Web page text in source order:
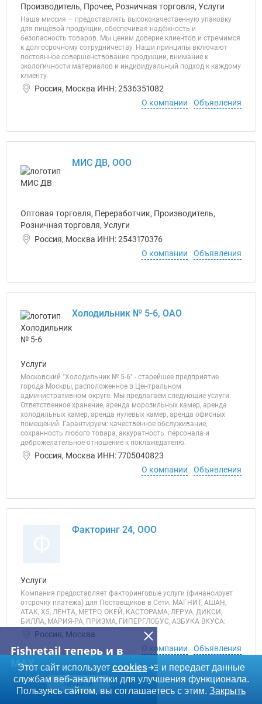
Производитель, Прочее, Розничная торговля, Услуги
Наша миссия — предоставлять высококачественную упаковку
для пищевой продукции, обеспечивая надёжность и
безопасность товаров. Мы ценим доверие клиентов и стремимся
к долгосрочному сотрудничеству. Наши принципы включают
постоянное совершенствование продукции, внимание к
экологичности материалов и индивидуальный подход к каждому
клиенту.
Россия, Москва ИНН: 2536351082
О компании
Объявления
МИС ДВ, ООО
Оптовая торговля, Переработчик, Производитель,
Розничная торговля, Услуги
Россия, Москва ИНН: 2543170376
О компании
Объявления
Холодильник № 5-6, ОАО
Услуги
Московский "Холодильник № 5-6" - старейшее предприятие
города Москвы, расположенное в Центральном
административном округе. Мы предлагаем следующие услуги:
Ответственное хранение, аренда морозильных камер, аренда
холодильных камер, аренда нулевых камер, аренда офисных
помещений. Гарантируем: качественное обслуживание,
сохранность любого товара, аккуратность. персонала и
доброжелательное отношение к поклажедателю.
Россия, Москва ИНН: 7705040823
О компании
Объявления
Факторинг 24, ООО
Услуги
Компания предоставляет факторинговые услуги (финансирует
отсрочку платежа) для Поставщиков в Сети: МАГНИТ, АШАН,
АТАК, Х5, ЛЕНТА, МЕТРО, ОКЕЙ, КАСТОРАМА, ЛЕРУА, ДИКСИ,
БИЛЛА, МАРИЯ-РА, ПРИЗМА, ГИПЕРГЛОБУС, АЗБУКА ВКУСА:
Россия, Москва
О компании
Объявления
Fishretail теперь и в
MAX
ПЕРЕЙТИ
Этот сайт использует cookies
и передает данные
службам веб-аналитики для улучшения функционала.
Пользуясь сайтом, вы соглашаетесь с этим. Закрыть